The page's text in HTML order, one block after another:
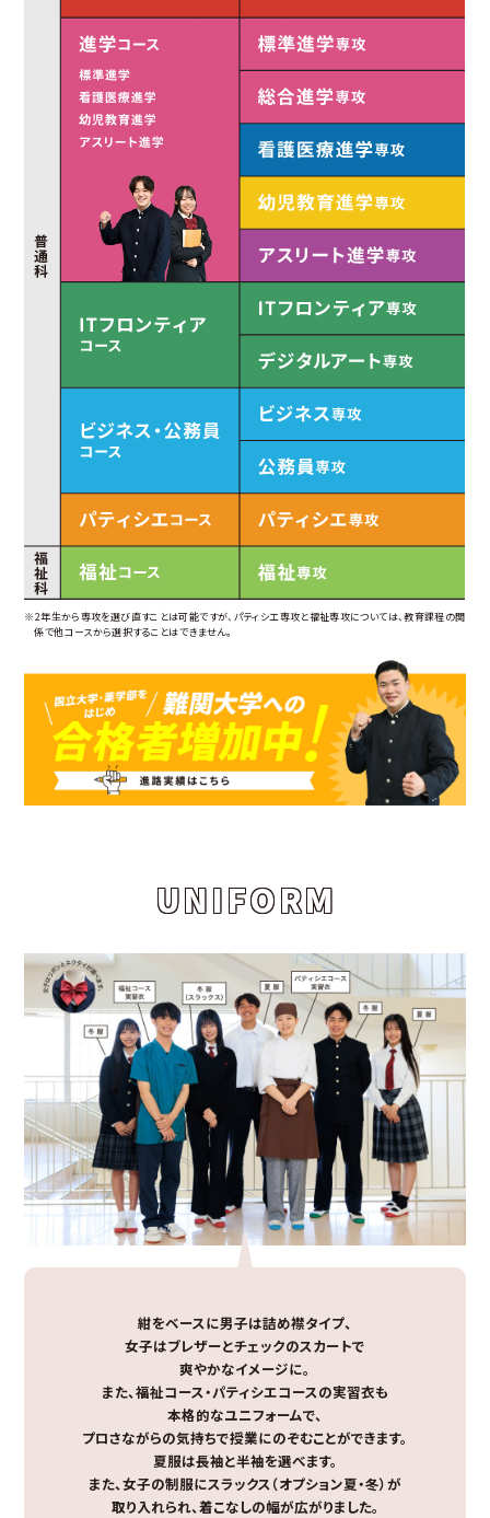
※2年生から専攻を選び直すことは可能ですが、パティシエ専攻と福祉専攻については、教育課程の関
係で他コースから選択することはできません。
UNIFORM
紺をベースに男子は詰め襟タイプ、
女子はブレザーとチェックのスカートで
爽やかなイメージに。
また、福祉コース・パティシエコースの実習衣も
本格的なユニフォームで、
プロさながらの気持ちで授業にのぞむことができます。
夏服は長袖と半袖を選べます。
また、女子の制服にスラックス（オプション夏・冬）が
取り入れられ、着こなしの幅が広がりました。